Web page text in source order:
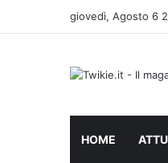
giovedì, Agosto 6
HOME